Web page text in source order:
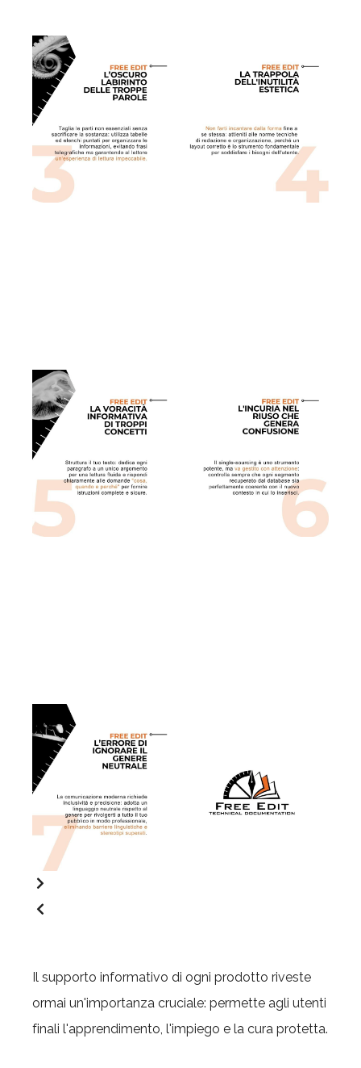
Il supporto informativo di ogni prodotto riveste
ormai un'importanza cruciale: permette agli utenti
finali l'apprendimento, l'impiego e la cura protetta.